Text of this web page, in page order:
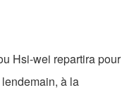
Hsi-wei repartira pour
à la